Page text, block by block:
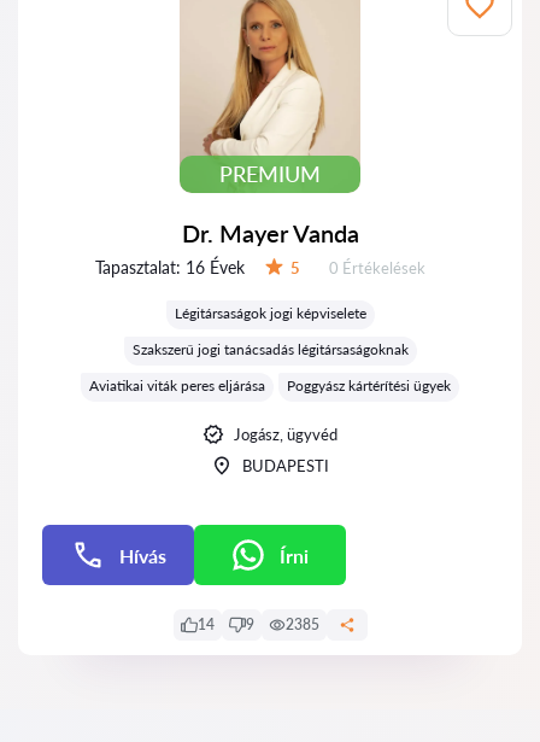
PREMIUM
Dr. Mayer Vanda
Tapasztalat: 16 Évek 5 Értékelések:
0 Értékelések
Légitársaságok jogi képviselete
Szakszerű jogi tanácsadás légitársaságoknak
Aviatikai viták peres eljárása
Poggyász kártérítési ügyek
Jogász, ügyvéd
BUDAPESTI
Hívás Írni
14 9 2385